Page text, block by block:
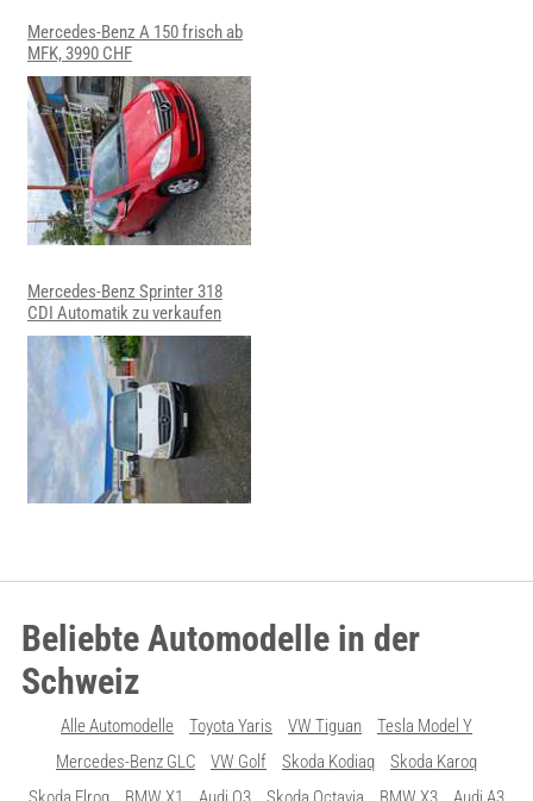
Mercedes-Benz A 150 frisch ab
MFK, 3990 CHF
Mercedes-Benz Sprinter 318
CDI Automatik zu verkaufen
Beliebte Automodelle in der
Schweiz
Alle Automodelle Toyota Yaris VW Tiguan
Tesla Model Y
Mercedes-Benz GLC
VW Golf Skoda Kodiaq
Skoda Karoq